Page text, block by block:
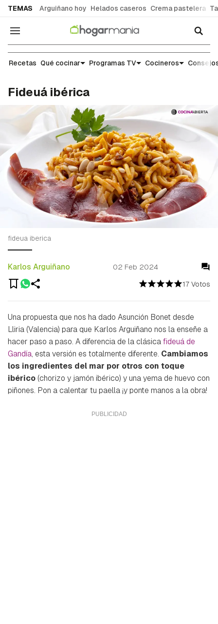
TEMAS Arguiñano hoy Helados caseros Crema pastelera
Navegación
Recetas
Recetas Qué cocinar Programas TV Cocineros
Fideuá ibérica
17 Votos
Karlos Arguiñano 02 Feb 2024
fideua iberica
Una propuesta que nos ha dado Asunción Bonet desde
Lliria (Valencia) para que Karlos Arguiñano nos la enseñe a
hacer paso a paso. A diferencia de la clásicafideuá de
Gandía, esta versión es totalmente diferente. Cambiamos
los ingredientes del mar por otros con toque
ibérico(chorizo y jamón ibérico) y una yema de huevo con
piñones. Pon a calentar tu paella ¡y ponte manos a la obra!